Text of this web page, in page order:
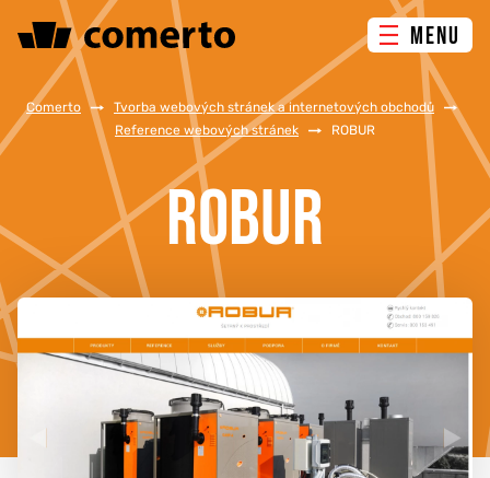
MENU
ONLINE MARKETING
TVORBA WEBU
PORADENSTVÍ & ŠKOLENÍ
REFERENCE
O NÁS
KONTAKTY
Comerto / Tvorba webových stránek a internetových obchodů
/
Reference webových stránek
/ ROBUR
ROBUR